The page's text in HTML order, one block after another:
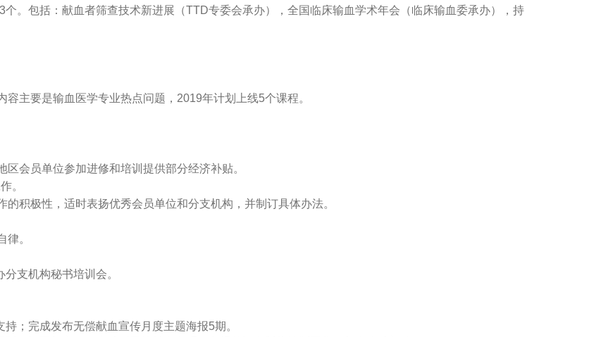
包括：献血者筛查技术新进展（TTD专委会承办），全国临床输血学术年会（临床输血委承办），持
要是输血医学专业热点问题，2019年计划上线5个课程。
会员单位参加进修和培训提供部分经济补贴。
。
极性，适时表扬优秀会员单位和分支机构，并制订具体办法。
。
支机构秘书培训会。
完成发布无偿献血宣传月度主题海报5期。